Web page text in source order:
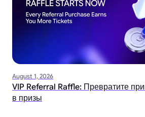
August 1, 2026
VIP Referral Raffle: Превратите
в призы